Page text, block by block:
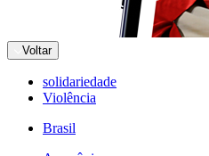
Voltar
solidariedade
Violência
Brasil